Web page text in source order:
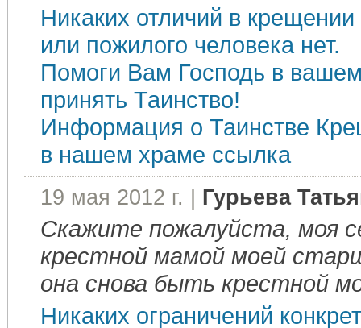
Никаких отличий в
или пожилого человека нет.
Помоги Вам Господь в
принять Таинство!
Информация о Таинстве
в нашем храме ссылка
19 мая 2012 г. | Гурьева
Скажите пожалуйста, моя
крестной мамой моей
она снова быть крестной
Никаких ограничений